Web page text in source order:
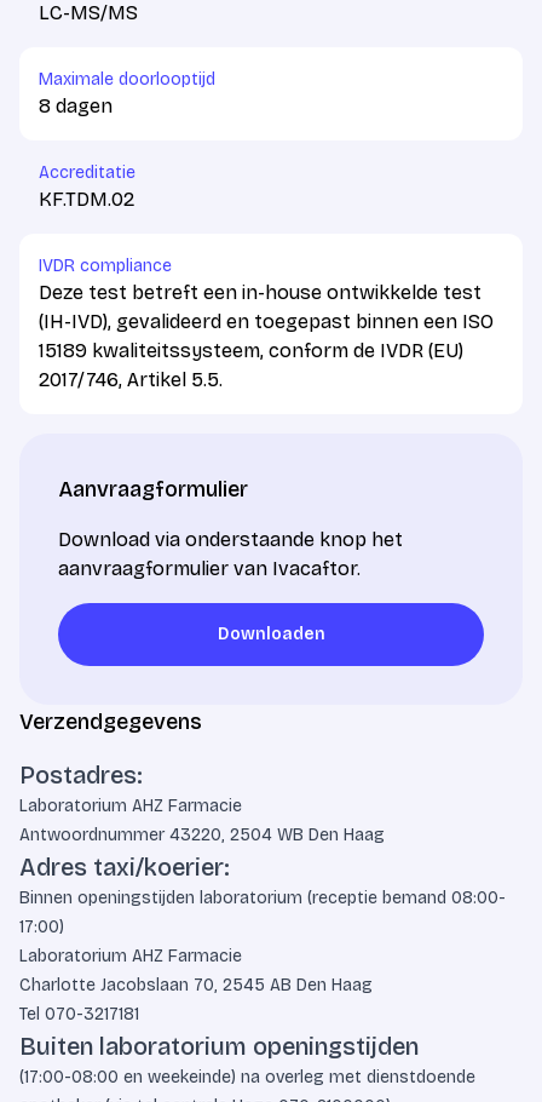
LC-MS/MS
Maximale doorlooptijd
8 dagen
Accreditatie
KF.TDM.02
IVDR compliance
Deze test betreft een in-house ontwikkelde test
(IH-IVD), gevalideerd en toegepast binnen een ISO
15189 kwaliteitssysteem, conform de IVDR (EU)
2017/746, Artikel 5.5.
Aanvraagformulier
Download via onderstaande knop het
aanvraagformulier van Ivacaftor.
Downloaden
Verzendgegevens
Postadres:
Laboratorium AHZ Farmacie
Antwoordnummer 43220, 2504 WB Den Haag
Adres taxi/koerier:
Binnen openingstijden laboratorium (receptie bemand 08:00-
17:00)
Laboratorium AHZ Farmacie
Charlotte Jacobslaan 70, 2545 AB Den Haag
Tel 070-3217181
Buiten laboratorium openingstijden
(17:00-08:00 en weekeinde) na overleg met dienstdoende